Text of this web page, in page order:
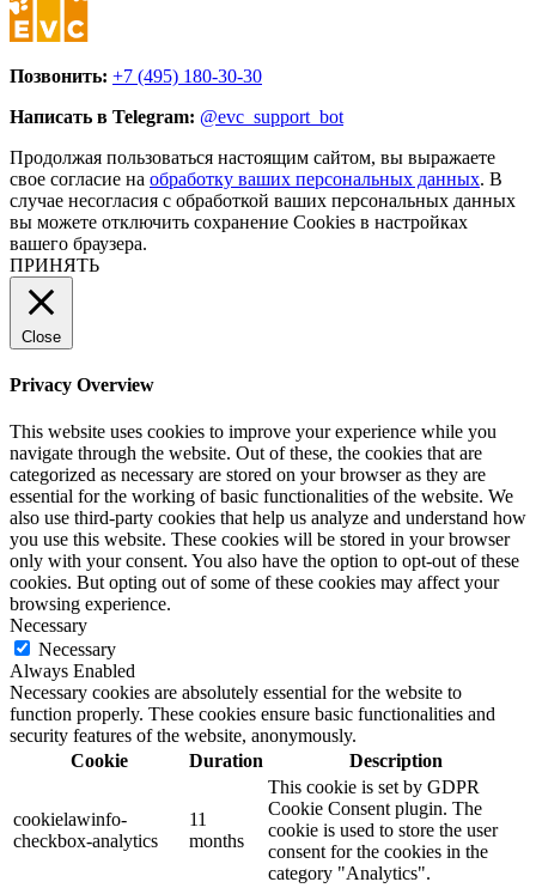
Позвонить: +7 (495) 180-30-30
Написать в Telegram: @evc_support_bot
Продолжая пользоваться настоящим сайтом, вы выражаете
свое согласие на обработку ваших персональных данных. В
случае несогласия с обработкой ваших персональных данных
вы можете отключить сохранение Cookies в настройках
вашего браузера.
ПРИНЯТЬ
Close
Privacy Overview
This website uses cookies to improve your experience while you
navigate through the website. Out of these, the cookies that are
categorized as necessary are stored on your browser as they are
essential for the working of basic functionalities of the website. We
also use third-party cookies that help us analyze and understand how
you use this website. These cookies will be stored in your browser
only with your consent. You also have the option to opt-out of these
cookies. But opting out of some of these cookies may affect your
browsing experience.
Necessary
Necessary
Always Enabled
Necessary cookies are absolutely essential for the website to
function properly. These cookies ensure basic functionalities and
security features of the website, anonymously.
Cookie
Duration Description
cookielawinfo-
checkbox-analytics
11
months
This cookie is set by GDPR
Cookie Consent plugin. The
cookie is used to store the user
consent for the cookies in the
category "Analytics".